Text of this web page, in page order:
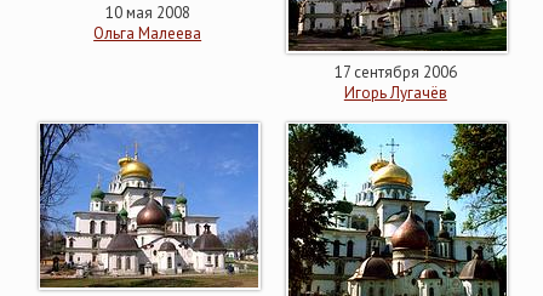
10 мая 2008
Ольга Малеева
17 сентября 2006
Игорь Лугачёв